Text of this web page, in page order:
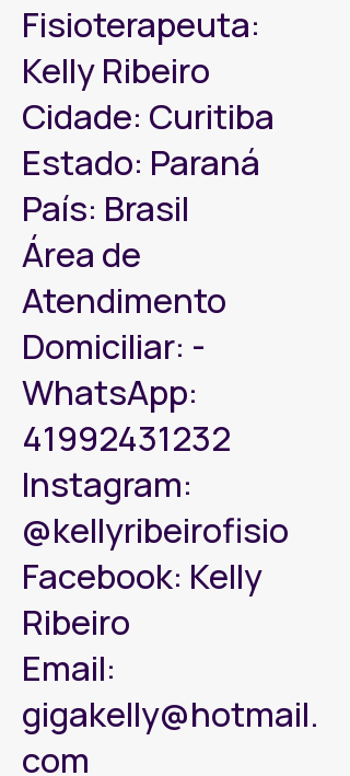
Fisioterapeuta:
Kelly Ribeiro
Cidade: Curitiba
Estado: Paraná
País: Brasil
Área de
Atendimento
Domiciliar: -
WhatsApp:
41992431232
Instagram:
@kellyribeirofisio
Facebook: Kelly
Ribeiro
Email:
gigakelly@hotmail.
com